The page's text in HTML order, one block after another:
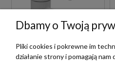
Dbamy o Twoją
Pliki cookies i pokrewne im
działanie strony i pomagają